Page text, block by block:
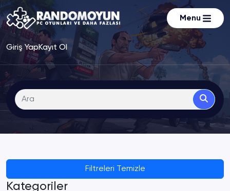
Menu
Giriş YapKayıt Ol
Filtreleri Temizle
Kategoriler